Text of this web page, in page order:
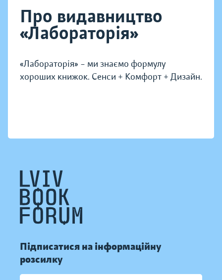
Про видавництво
«Лабораторія»
«Лабораторія» – ми знаємо формулу
хороших книжок. Сенси + Комфорт + Дизайн.
Підписатися на інформаційну
розсилку